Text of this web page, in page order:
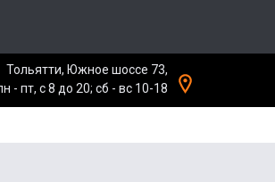
Тольятти, Южное шоссе 73,
- пт, с 8 до 20; сб - вс 10-18